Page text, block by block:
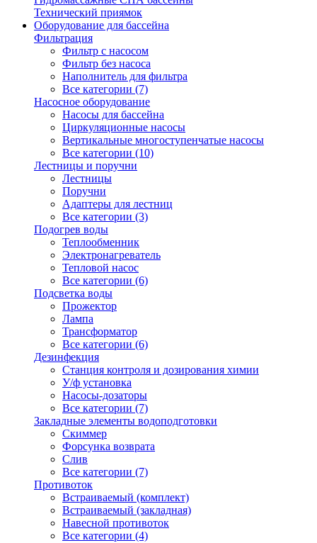
Технический приямок
Оборудование для бассейна
Фильтрация
Фильтр с насосом
Фильтр без насоса
Наполнитель для фильтра
Все категории (7)
Насосное оборудование
Насосы для бассейна
Циркуляционные насосы
Вертикальные многоступенчатые насосы
Все категории (10)
Лестницы и поручни
Лестницы
Поручни
Адаптеры для лестниц
Все категории (3)
Подогрев воды
Теплообменник
Электронагреватель
Тепловой насос
Все категории (6)
Подсветка воды
Прожектор
Лампа
Трансформатор
Все категории (6)
Дезинфекция
Станция контроля и дозирования химии
У/ф установка
Насосы-дозаторы
Все категории (7)
Закладные элементы водоподготовки
Скиммер
Форсунка возврата
Слив
Все категории (7)
Противоток
Встраиваемый (комплект)
Встраиваемый (закладная)
Навесной противоток
Все категории (4)